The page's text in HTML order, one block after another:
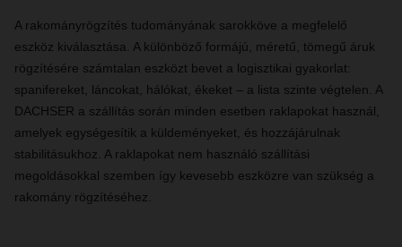
A rakományrögzítés tudományának sarokköve a megfelelő
eszköz kiválasztása. A különböző formájú, méretű, tömegű áruk
rögzítésére számtalan eszközt bevet a logisztikai gyakorlat:
spanifereket, láncokat, hálókat, ékeket – a lista szinte végtelen. A
DACHSER a szállítás során minden esetben raklapokat használ,
amelyek egységesítik a küldeményeket, és hozzájárulnak
stabilitásukhoz. A raklapokat nem használó szállítási
megoldásokkal szemben így kevesebb eszközre van szükség a
rakomány rögzítéséhez.